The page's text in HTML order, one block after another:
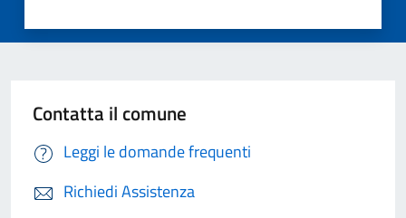
Contatta il comune
Leggi le domande frequenti
Richiedi Assistenza